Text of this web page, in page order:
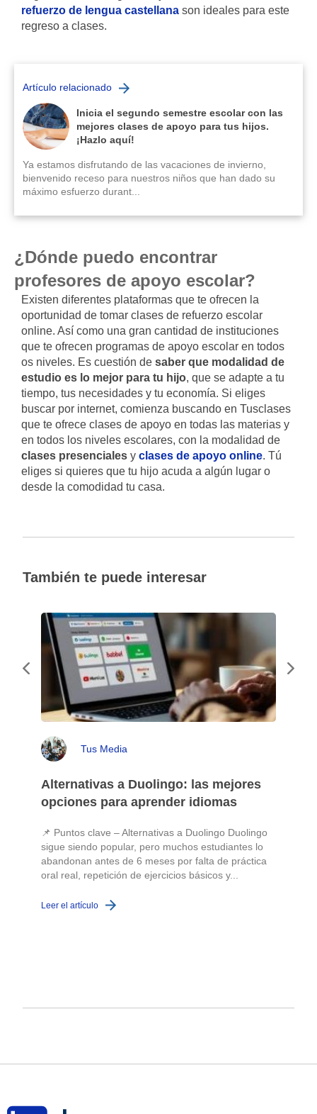
refuerzo de lengua castellana son ideales para este
regreso a clases.
Artículo relacionado
Inicia el segundo semestre escolar con las
mejores clases de apoyo para tus hijos.
¡Hazlo aquí!
Ya estamos disfrutando de las vacaciones de invierno,
bienvenido receso para nuestros niños que han dado su
máximo esfuerzo durant...
¿Dónde puedo encontrar
profesores de apoyo escolar?
Existen diferentes plataformas que te ofrecen la
oportunidad de tomar clases de refuerzo escolar
online. Así como una gran cantidad de instituciones
que te ofrecen programas de apoyo escolar en todos
os niveles. Es cuestión de saber que modalidad de
estudio es lo mejor para tu hijo, que se adapte a tu
tiempo, tus necesidades y tu economía. Si eliges
buscar por internet, comienza buscando en Tusclases
que te ofrece clases de apoyo en todas las materias y
en todos los niveles escolares, con la modalidad de
clases presenciales y clases de apoyo online. Tú
eliges si quieres que tu hijo acuda a algún lugar o
desde la comodidad tu casa.
También te puede interesar
Tus Media
Alternativas a Duolingo: las mejores
opciones para aprender idiomas
📌 Puntos clave – Alternativas a Duolingo Duolingo
sigue siendo popular, pero muchos estudiantes lo
abandonan antes de 6 meses por falta de práctica
oral real, repetición de ejercicios básicos y...
Leer el artículo